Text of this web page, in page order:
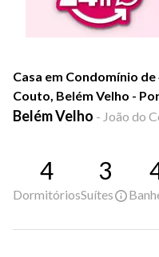
Casa em Condomínio
Couto, Belém Velho -
Belém Velho - João do
4
Dormitórios
3
Suítes